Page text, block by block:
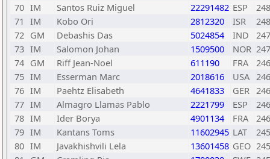
70 IM Santos Ruiz Miguel 22291482 ESP
71 IM Kobo Ori 2812320 ISR
72 GM Debashis Das 5024854 IND
73 IM Salomon Johan 1509500 NOR
74 GM Riff Jean-Noel 611190 FRA
75 IM Esserman Marc 2018616 USA
76 IM Paehtz Elisabeth 4641833 GER
77 IM Almagro Llamas Pablo 2221799 ESP
78 IM Ider Borya 4901134 FRA
79 IM Kantans Toms 11602945 LAT
80 IM Javakhishvili Lela 13601458 GEO